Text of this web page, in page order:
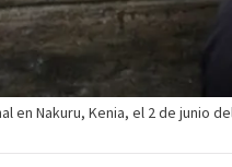
en Nakuru, Kenia, el 2 de junio